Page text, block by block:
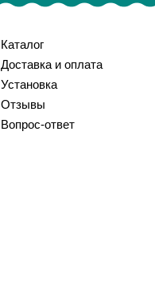
Каталог
Доставка и оплата
Установка
Отзывы
Вопрос-ответ